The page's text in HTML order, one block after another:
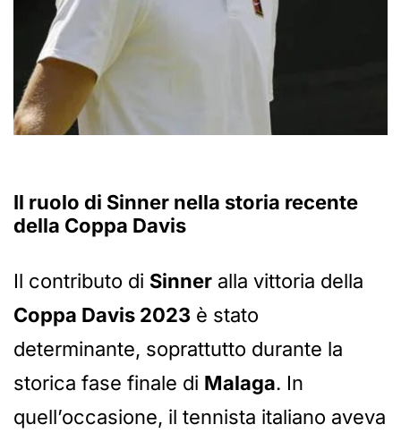
Il ruolo di Sinner nella storia recente
della Coppa Davis
Il contributo di Sinner alla vittoria della
Coppa Davis 2023 è stato
determinante, soprattutto durante la
storica fase finale di Malaga. In
quell’occasione, il tennista italiano aveva